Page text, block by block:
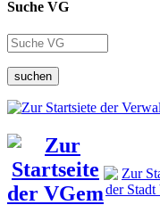
Suche VG
suchen